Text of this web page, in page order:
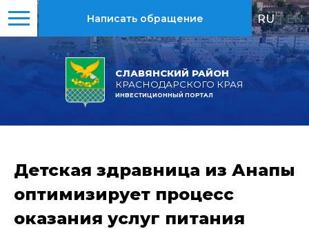
СЛАВЯНСКИЙ РАЙОН
КРАСНОДАРСКОГО КРАЯ
ИНВЕСТИЦИОННЫЙ ПОРТАЛ
Написать обращение RU | EN
Детская здравница из Анапы
оптимизирует процесс
оказания услуг питания